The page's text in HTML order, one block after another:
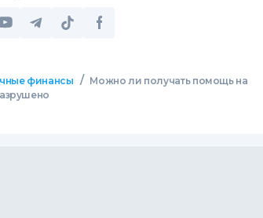
финансы / Можно ли получать помощь на